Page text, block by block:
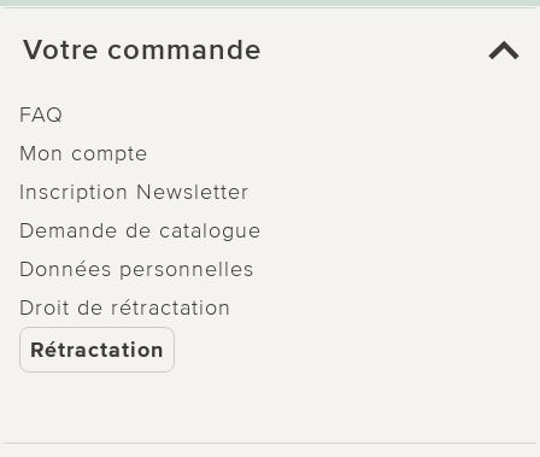
Votre commande
FAQ
Mon compte
Inscription Newsletter
Demande de catalogue
Données personnelles
Droit de rétractation
Rétractation